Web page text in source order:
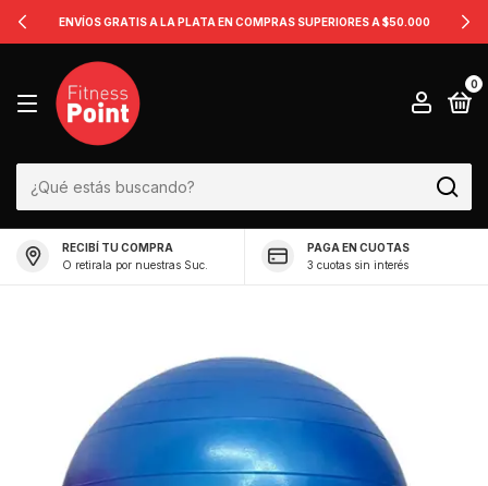
ENVÍOS GRATIS A LA PLATA EN COMPRAS SUPERIORES A $50.000
0
RECIBÍ TU COMPRA
O retirala por nuestras Suc.
PAGA EN CUOTAS
3 cuotas sin interés